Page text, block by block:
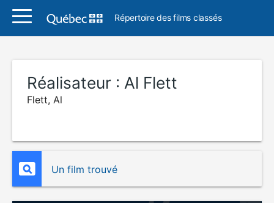
Répertoire des films classés
Réalisateur : Al Flett
Flett, Al
Un film trouvé